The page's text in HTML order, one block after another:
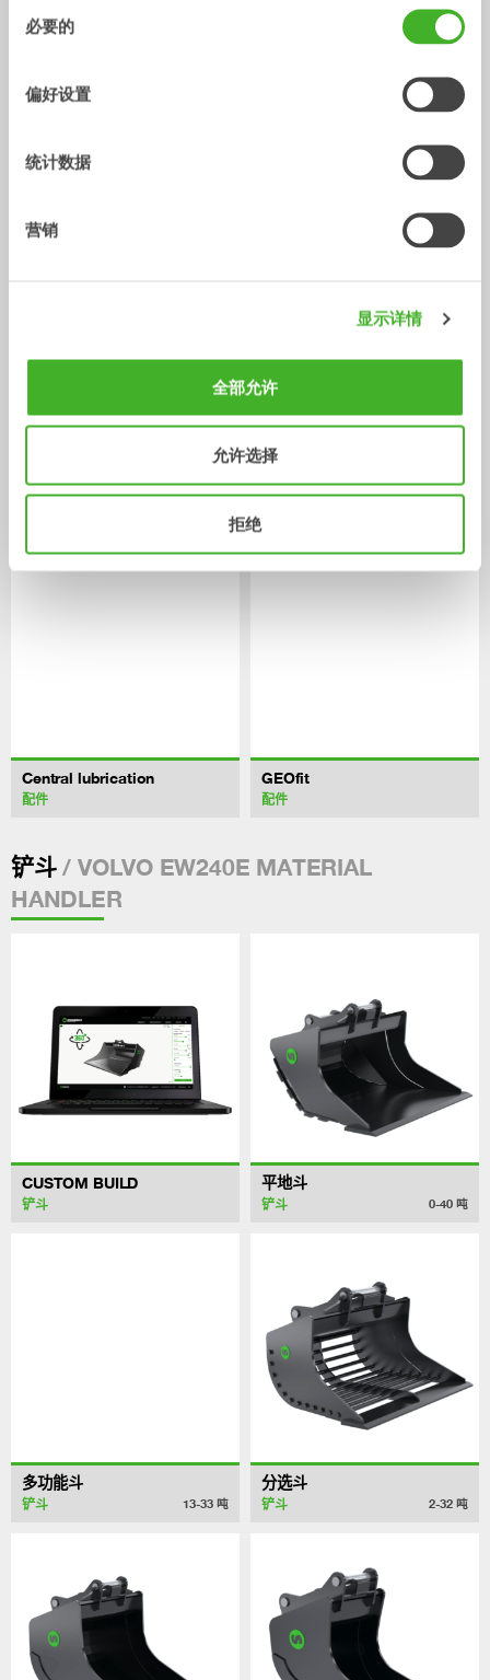
必要的
偏好设置
统计数据
营销
显示详情
全部允许
允许选择
拒绝
适配器
SQ型螺栓固定式适配器
5-70 吨
配件/ VOLVO EW240E MATERIAL
V14
配件 配件 2-33吨
Central lubrication
配件
GEOfit
配件
铲斗/ VOLVO EW240E MATERIAL
HANDLER
CUSTOM BUILD
铲斗
平地斗
铲斗 0-40 吨
多功能斗
铲斗 13-33 吨
分选斗
铲斗 2-32 吨